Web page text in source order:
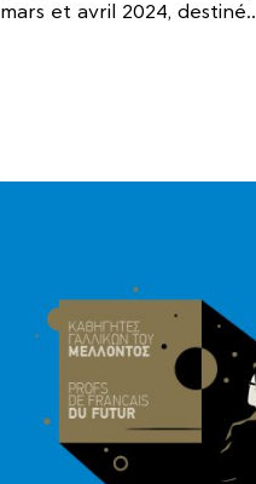
mars et avril 2024, destiné..